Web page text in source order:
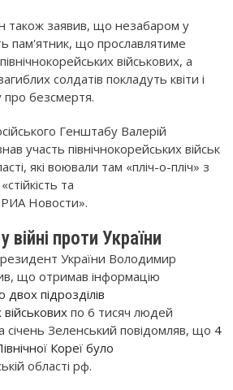
також заявив, що незабаром у
пам'ятник, що прославлятиме
військових, а
солдатів покладуть квіти і
безсмертя.
Генштабу Валерій
участь північнокорейських військ
які воювали там «пліч-о-пліч» з
та
Новости».
війні проти України
України Володимир
що отримав інформацію
двох підрозділів
військових по 6 тисяч людей
Зеленський повідомляв, що 4
Кореї було
області рф.